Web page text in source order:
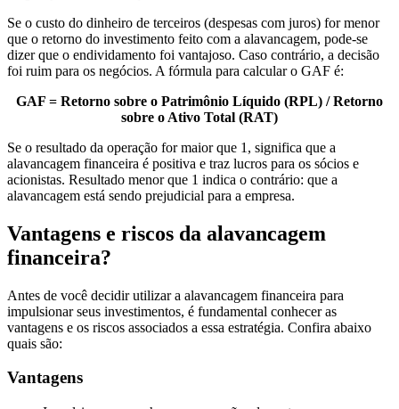
Se o custo do dinheiro de terceiros (despesas com juros) for menor
que o retorno do investimento feito com a alavancagem, pode-se
dizer que o endividamento foi vantajoso. Caso contrário, a decisão
foi ruim para os negócios. A fórmula para calcular o GAF é:
GAF = Retorno sobre o Patrimônio Líquido (RPL) / Retorno
sobre o Ativo Total (RAT)
Se o resultado da operação for maior que 1, significa que a
alavancagem financeira é positiva e traz lucros para os sócios e
acionistas. Resultado menor que 1 indica o contrário: que a
alavancagem está sendo prejudicial para a empresa.
Vantagens e riscos da alavancagem
financeira?
Antes de você decidir utilizar a alavancagem financeira para
impulsionar seus investimentos, é fundamental conhecer as
vantagens e os riscos associados a essa estratégia. Confira abaixo
quais são:
Vantagens